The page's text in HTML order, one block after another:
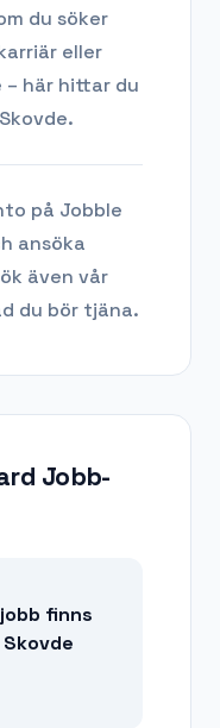
du söker
eller
här hittar du
Skovde.
på Jobble
ansöka
även vår
du bör tjäna.
Jobb-
finns